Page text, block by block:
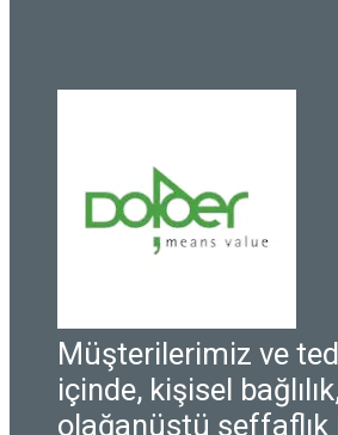
Müşterilerimiz ve
içinde, kişisel
olağanüstü